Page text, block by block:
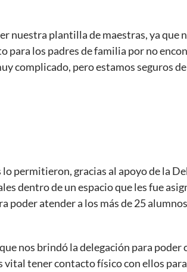
nuestra plantilla de maestras, ya que
para los padres de familia por no
complicado, pero estamos seguros
permitieron, gracias al apoyo de la
dentro de un espacio que les fue
poder atender a los más de 25
nos brindó la delegación para
vital tener contacto físico con ellos